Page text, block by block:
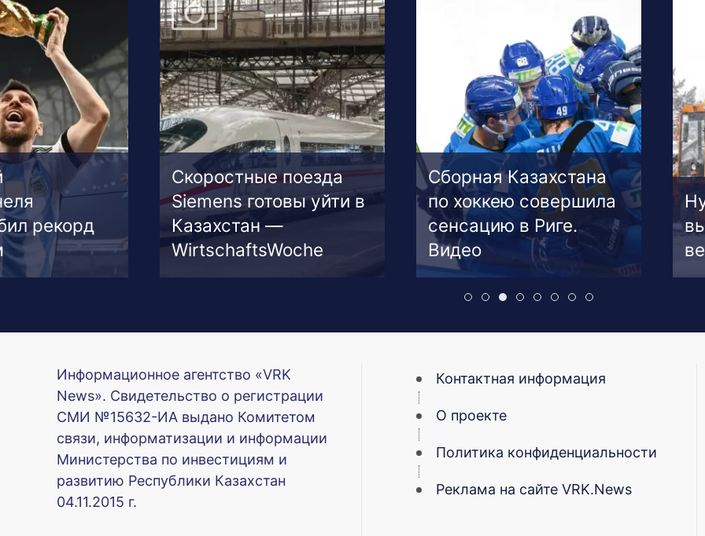
рекорд
Скоростные поезда
Siemens готовы уйти в
Казахстан —
WirtschaftsWoche
Сборная Казахстана
по хоккею совершила
сенсацию в Риге.
Видео
Информационное агентство «VRK
News». Свидетельство о регистрации
СМИ №15632-ИА выдано Комитетом
связи, информатизации и информации
Министерства по инвестициям и
развитию Республики Казахстан
04.11.2015 г.
Контактная информация
О проекте
Политика конфиденциальности
Реклама на сайте VRK.News